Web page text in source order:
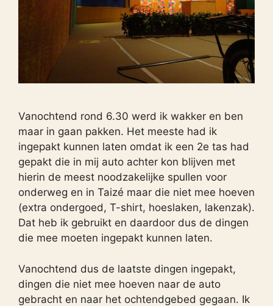
Vanochtend rond 6.30 werd ik wakker en ben
maar in gaan pakken. Het meeste had ik
ingepakt kunnen laten omdat ik een 2e tas had
gepakt die in mij auto achter kon blijven met
hierin de meest noodzakelijke spullen voor
onderweg en in Taizé maar die niet mee hoeven
(extra ondergoed, T-shirt, hoeslaken, lakenzak).
Dat heb ik gebruikt en daardoor dus de dingen
die mee moeten ingepakt kunnen laten.
Vanochtend dus de laatste dingen ingepakt,
dingen die niet mee hoeven naar de auto
gebracht en naar het ochtendgebed gegaan. Ik